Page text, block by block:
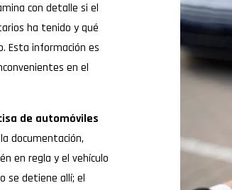
con detalle si el
ha tenido y qué
Esta información es
en el
de automóviles
documentación,
en regla y el vehículo
se detiene allí; el